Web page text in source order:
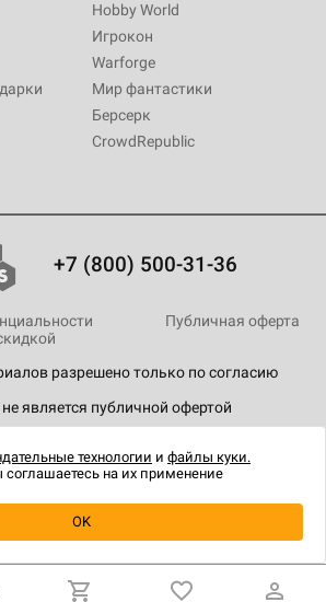
Уведомить о наличии
Hobby World
Игрокон
Warforge
Мир фантастики
Берсерк
CrowdRepublic
+7 (800) 500-31-36
разрешено только по согласию
является публичной офертой
Публичная оферта
технологии и файлы куки.
на их применение
OK